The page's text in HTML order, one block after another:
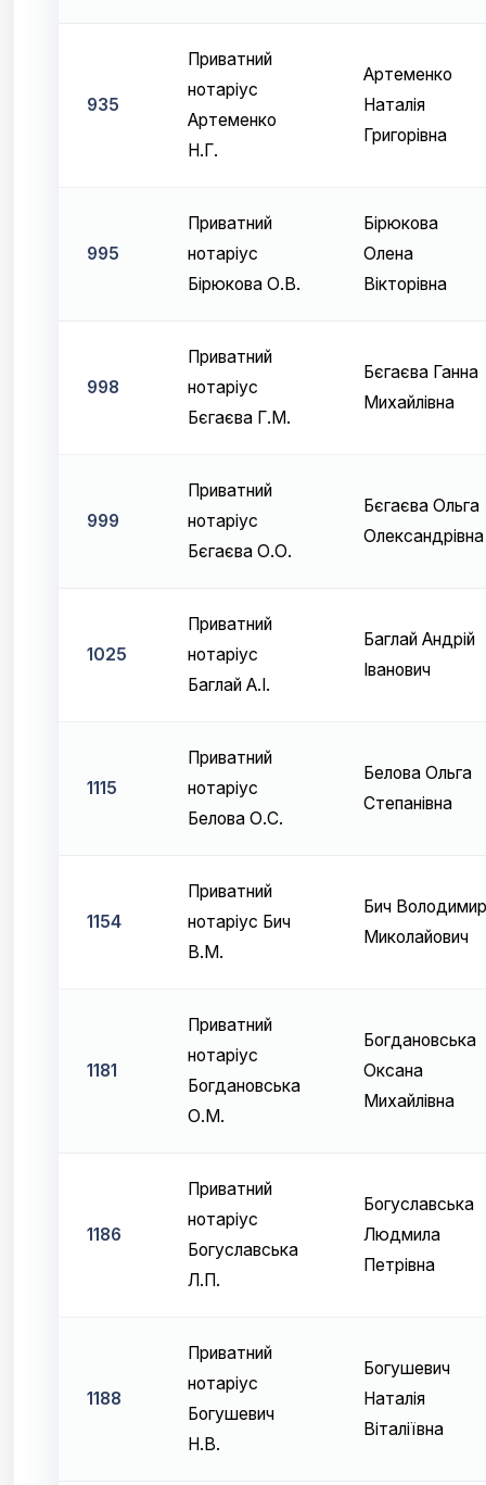
935
Приватний
нотаріус
Артеменко
Н.Г.
Артеменко
Наталія
Григорівна
995
Приватний
нотаріус
Бірюкова О.В.
Бірюкова
Олена
Вікторівна
998
Приватний
нотаріус
Бєгаєва Г.М.
Бєгаєва Ганна
Михайлівна
999
Приватний
нотаріус
Бєгаєва О.О.
Бєгаєва Ольга
Олександрівна
1025
Приватний
нотаріус
Баглай А.І.
Баглай Андрій
Іванович
1115
Приватний
нотаріус
Белова О.С.
Белова Ольга
Степанівна
1154
Приватний
нотаріус Бич
В.М.
Бич Володимир
Миколайович
1181
Приватний
нотаріус
Богдановська
О.М.
Богдановська
Оксана
Михайлівна
1186
Приватний
нотаріус
Богуславська
Л.П.
Богуславська
Людмила
Петрівна
1188
Приватний
нотаріус
Богушевич
Н.В.
Богушевич
Наталія
Віталіївна